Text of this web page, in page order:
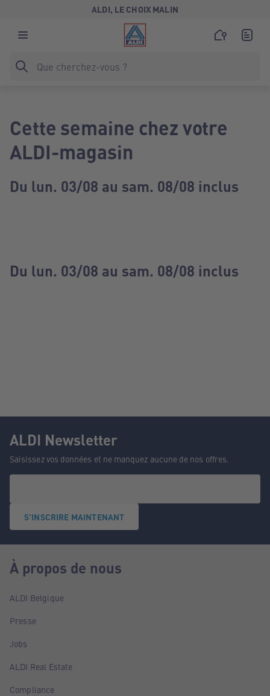
ALDI, LE CHOIX MALIN
Cette semaine chez votre
ALDI-magasin
Du lun. 03/08 au sam. 08/08 inclus
Du lun. 03/08 au sam. 08/08 inclus
ALDI Newsletter
Saisissez vos données et ne manquez aucune de nos offres.
S'INSCRIRE MAINTENANT
À propos de nous
ALDI Belgique
Presse
Jobs
ALDI Real Estate
Compliance